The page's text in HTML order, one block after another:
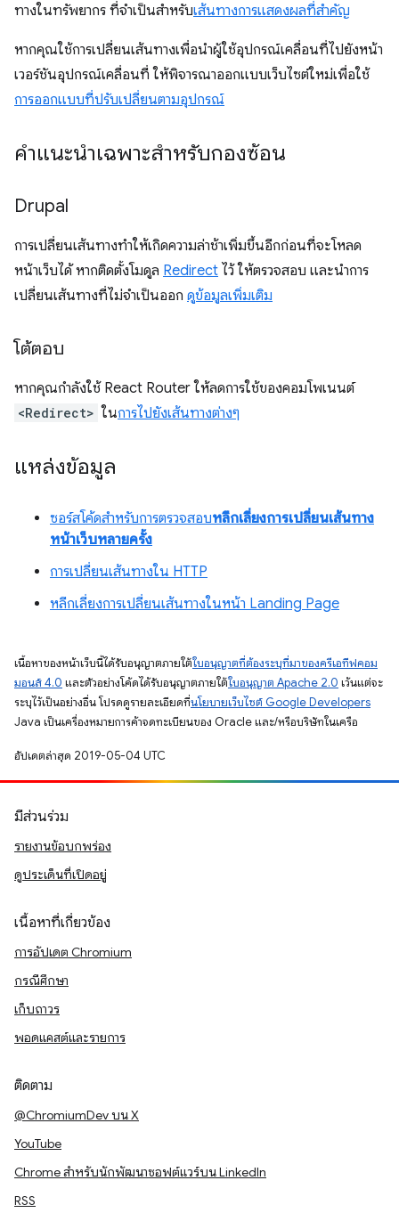
ทางในทรัพยากร ที่จำเป็นสำหรับเส้นทางการแสดงผลที่สําคัญ
หากคุณใช้การเปลี่ยนเส้นทางเพื่อนำผู้ใช้อุปกรณ์เคลื่อนที่ไปยังหน้า
เวอร์ชันอุปกรณ์เคลื่อนที่ ให้พิจารณาออกแบบเว็บไซต์ใหม่เพื่อใช้
การออกแบบที่ปรับเปลี่ยนตามอุปกรณ์
คำแนะนำเฉพาะสำหรับกองซ้อน
Drupal
การเปลี่ยนเส้นทางทำให้เกิดความล่าช้าเพิ่มขึ้นอีกก่อนที่จะโหลด
หน้าเว็บได้ หากติดตั้งโมดูล Redirect ไว้ ให้ตรวจสอบ และนำการ
เปลี่ยนเส้นทางที่ไม่จำเป็นออก ดูข้อมูลเพิ่มเติม
โต้ตอบ
หากคุณกำลังใช้ React Router ให้ลดการใช้ของคอมโพเนนต์
<Redirect> ในการไปยังเส้นทางต่างๆ
แหล่งข้อมูล
ซอร์สโค้ดสำหรับการตรวจสอบหลีกเลี่ยงการเปลี่ยนเส้นทาง
หน้าเว็บหลายครั้ง
การเปลี่ยนเส้นทางใน HTTP
หลีกเลี่ยงการเปลี่ยนเส้นทางในหน้า Landing Page
เนื้อหาของหน้าเว็บนี้ได้รับอนุญาตภายใต้ใบอนุญาตที่ต้องระบุที่มาของครีเอทีฟคอม
มอนส์ 4.0 และตัวอย่างโค้ดได้รับอนุญาตภายใต้ใบอนุญาต Apache 2.0 เว้นแต่จะ
ระบุไว้เป็นอย่างอื่น โปรดดูรายละเอียดที่นโยบายเว็บไซต์ Google Developers
Java เป็นเครื่องหมายการค้าจดทะเบียนของ Oracle และ/หรือบริษัทในเครือ
อัปเดตล่าสุด 2019-05-04 UTC
มีส่วนร่วม
รายงานข้อบกพร่อง
ดูประเด็นที่เปิดอยู่
เนื้อหาที่เกี่ยวข้อง
การอัปเดต Chromium
กรณีศึกษา
เก็บถาวร
พอดแคสต์และรายการ
ติดตาม
@ChromiumDev บน X
YouTube
Chrome สำหรับนักพัฒนาซอฟต์แวร์บน LinkedIn
RSS